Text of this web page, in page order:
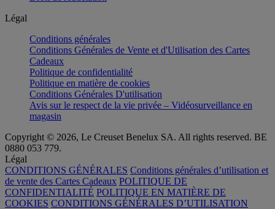
Légal
Conditions générales
Conditions Générales de Vente et d'Utilisation des Cartes
Cadeaux
Politique de confidentialité
Politique en matière de cookies
Conditions Générales D'utilisation
Avis sur le respect de la vie privée – Vidéosurveillance en
magasin
Copyright © 2026, Le Creuset Benelux SA. All rights reserved. BE
0880 053 779.
Légal
CONDITIONS GÉNÉRALES Conditions générales d’utilisation et
de vente des Cartes Cadeaux POLITIQUE DE
CONFIDENTIALITÉ POLITIQUE EN MATIÈRE DE
COOKIES CONDITIONS GÉNÉRALES D’UTILISATION